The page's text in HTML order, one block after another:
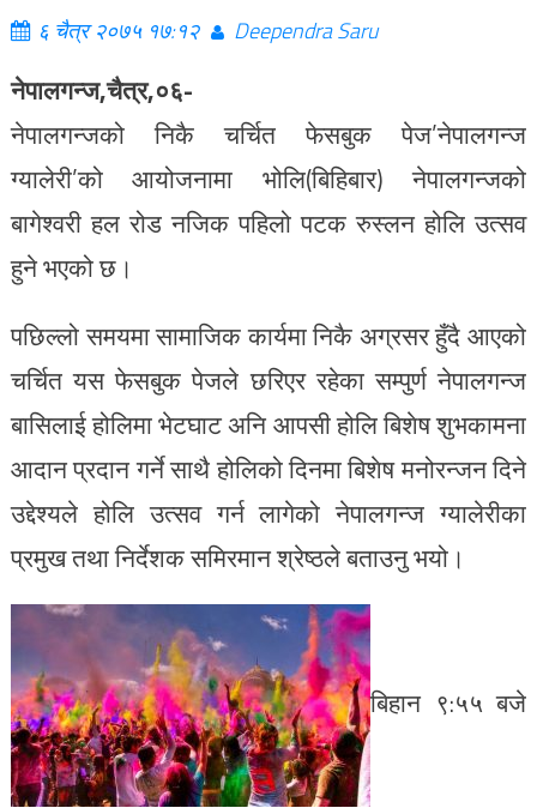
६ चैत्र २०७५ १७:१२ Deependra Saru
नेपालगन्ज,चैत्र,०६-
नेपालगन्जको निकै चर्चित फेसबुक पेज’नेपालगन्ज
ग्यालेरी’को आयोजनामा भोलि(बिहिबार) नेपालगन्जको
बागेश्वरी हल रोड नजिक पहिलो पटक रुस्लन होलि उत्सव
हुने भएको छ।
पछिल्लो समयमा सामाजिक कार्यमा निकै अग्रसर हुँदै आएको
चर्चित यस फेसबुक पेजले छरिएर रहेका सम्पुर्ण नेपालगन्ज
बासिलाई होलिमा भेटघाट अनि आपसी होलि बिशेष शुभकामना
आदान प्रदान गर्ने साथै होलिको दिनमा बिशेष मनोरन्जन दिने
उद्देश्यले होलि उत्सव गर्न लागेको नेपालगन्ज ग्यालेरीका
प्रमुख तथा निर्देशक समिरमान श्रेष्ठले बताउनु भयो।
बिहान ९:५५ बजे